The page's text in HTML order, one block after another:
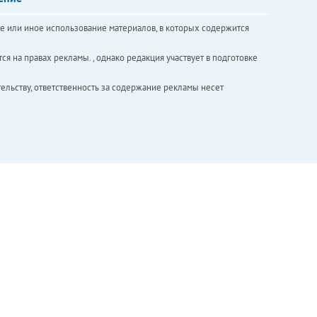
иное использование материалов, в которых содержится
правах рекламы. , однако редакция участвует в подготовке
ответственность за содержание рекламы несет